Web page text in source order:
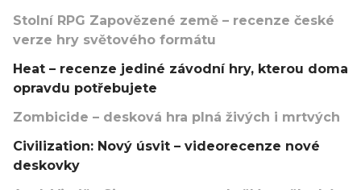
Stolní RPG Zapovězené země – recenze české
verze hry světového formátu
Heat – recenze jediné závodní hry, kterou doma
opravdu potřebujete
Zombicide – desková hra plná živých i mrtvých
Civilization: Nový úsvit – videorecenze nové
deskovky